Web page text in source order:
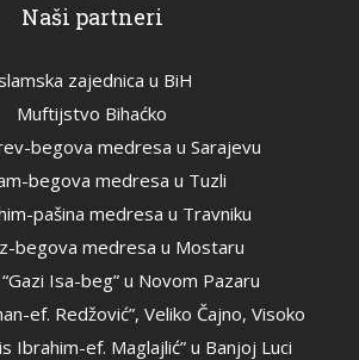
Naši partneri
zajednica u BiH
Muftijstvo Bihaćko
begova medresa u Sarajevu
begova medresa u Tuzli
pašina medresa u Travniku
begova medresa u Mostaru
Isa-beg” u Novom Pazaru
ef. Redžović”, Veliko Čajno, Visoko
Ibrahim-ef. Maglajlić” u Banjoj Luci